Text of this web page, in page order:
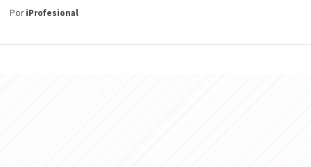
PoriProfesional